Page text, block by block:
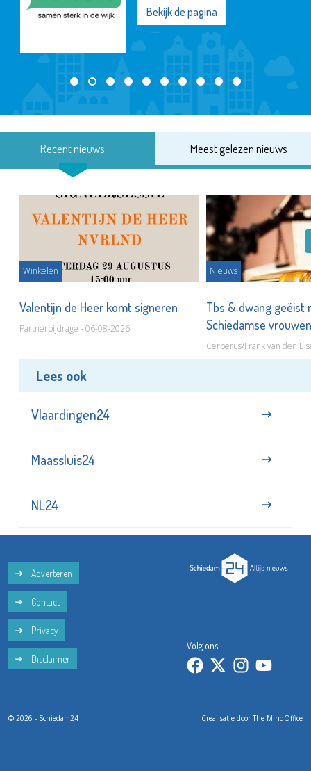
Bekijk de pagina
Recent nieuws Meest gelezen nieuws
Winkelen
Valentijn de Heer komt signeren
Partnerbijdrage - 06-08-2026
Nieuws
Tbs & dwang geëist
Schiedamse
Cerberus/Frank van den
Lees ook
Vlaardingen24
Maassluis24
NL24
Adverteren
Contact
Privacy
Disclaimer
Volg ons:
© 2026 - Schiedam24 Crealisatie doorThe MindOffice